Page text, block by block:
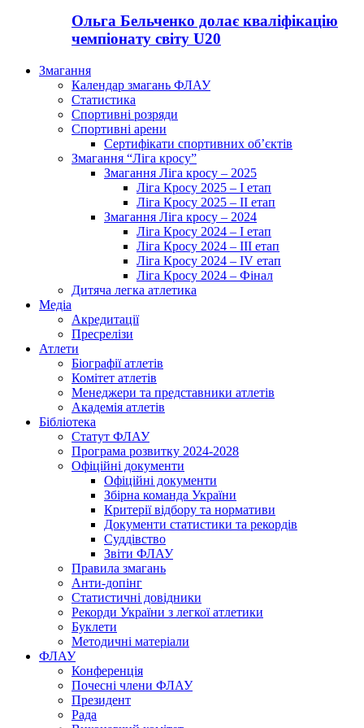
Ольга Бельченко долає кваліфікацію
чемпіонату світу U20
Змагання
Календар змагань ФЛАУ
Статистика
Спортивні розряди
Спортивні арени
Сертифікати спортивних об’єктів
Змагання “Ліга кросу”
Змагання Ліга кросу – 2025
Ліга Кросу 2025 – I етап
Ліга Кросу 2025 – II етап
Змагання Ліга кросу – 2024
Ліга Кросу 2024 – I етап
Ліга Кросу 2024 – III етап
Ліга Кросу 2024 – IV етап
Ліга Кросу 2024 – Фінал
Дитяча легка атлетика
Медіа
Акредитації
Пресрелізи
Атлети
Біографії атлетів
Комітет атлетів
Менеджери та представники атлетів
Академія атлетів
Бібліотека
Статут ФЛАУ
Програма розвитку 2024-2028
Офіційні документи
Офіційні документи
Збірна команда України
Критерії відбору та нормативи
Документи статистики та рекордів
Суддівство
Звіти ФЛАУ
Правила змагань
Анти-допінг
Статистичні довідники
Рекорди України з легкої атлетики
Буклети
Методичні матеріали
ФЛАУ
Конференція
Почесні члени ФЛАУ
Президент
Рада